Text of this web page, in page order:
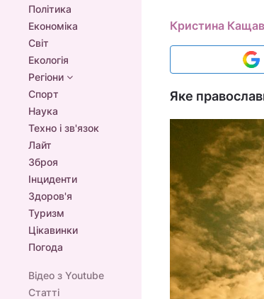
Політика
Економіка
Світ
Екологія
Регіони
Спорт
Наука
Техно і зв'язок
Лайт
Зброя
Інциденти
Здоров'я
Туризм
Цікавинки
Погода
Відео з Youtube
Статті
Кристина
Яке